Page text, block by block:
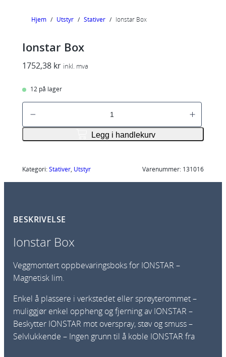
Hjem / Utstyr / Stativer / Ionstar Box
Ionstar Box
1752,38 kr inkl. mva
12 på lager
I
n
s
a
r
x
n
a
l
l
Legg i handlekurv
Kategori:Stativer, Utstyr Varenummer: 131016
BESKRIVELSE
Ionstar Box
Veggmontert oppbevaringsboks for IONSTAR –
Magnetisk lim.
Enkel å plassere i verkstedet eller sprøyterommet –
muliggjør enkel oppheng og fjerning av IONSTAR –
Beskytter IONSTAR mot overspray, støv og smuss –
Selvlukkende – Ingen grunn til å koble IONSTAR fra